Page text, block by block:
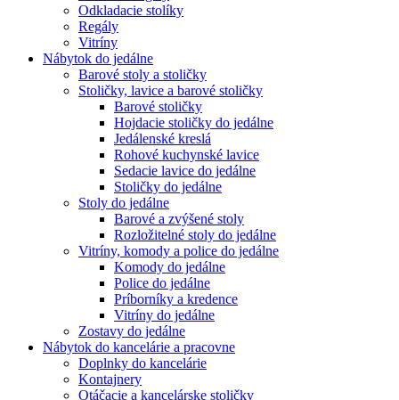
Odkladacie stolíky
Regály
Vitríny
Nábytok do jedálne
Barové stoly a stoličky
Stoličky, lavice a barové stoličky
Barové stoličky
Hojdacie stoličky do jedálne
Jedálenské kreslá
Rohové kuchynské lavice
Sedacie lavice do jedálne
Stoličky do jedálne
Stoly do jedálne
Barové a zvýšené stoly
Rozložitelné stoly do jedálne
Vitríny, komody a police do jedálne
Komody do jedálne
Police do jedálne
Príborníky a kredence
Vitríny do jedálne
Zostavy do jedálne
Nábytok do kancelárie a pracovne
Doplnky do kancelárie
Kontajnery
Otáčacie a kancelárske stoličky